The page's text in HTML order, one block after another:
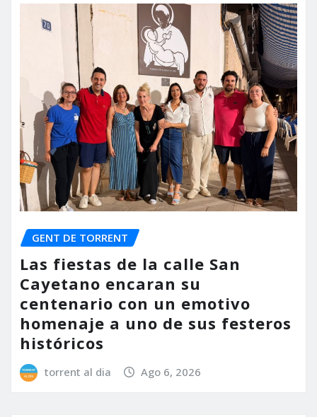
GENT DE TORRENT
Las fiestas de la calle San
Cayetano encaran su
centenario con un emotivo
homenaje a uno de sus festeros
históricos
torrent al dia Ago 6, 2026